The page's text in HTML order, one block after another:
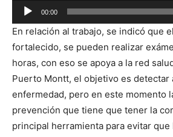
Reproductor
de
audio
00:00
En relación al trabajo, se indicó que
fortalecido, se pueden realizar
horas, con eso se apoya a la red
Puerto Montt, el objetivo es detectar
enfermedad, pero en este momento
prevención que tiene que tener la
principal herramienta para evitar que